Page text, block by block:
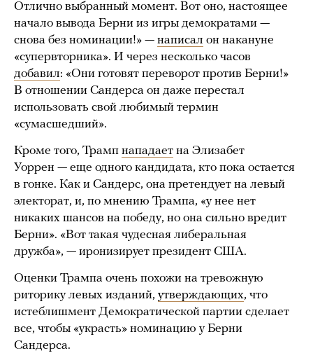
Отлично выбранный момент. Вот оно, настоящее
начало вывода Берни из игры демократами —
снова без номинации!» — написал он накануне
«супервторника». И через несколько часов
добавил: «Они готовят переворот против Берни!»
В отношении Сандерса он даже перестал
использовать свой любимый термин
«сумасшедший».
Кроме того, Трамп нападает на Элизабет
Уоррен — еще одного кандидата, кто пока остается
в гонке. Как и Сандерс, она претендует на левый
электорат, и, по мнению Трампа, «у нее нет
никаких шансов на победу, но она сильно вредит
Берни». «Вот такая чудесная либеральная
дружба», — иронизирует президент США.
Оценки Трампа очень похожи на тревожную
риторику левых изданий, утверждающих, что
истеблишмент Демократической партии сделает
все, чтобы «украсть» номинацию у Берни
Сандерса.